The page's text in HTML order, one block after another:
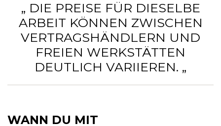
„ DIE PREISE FÜR DIESELBE
ARBEIT KÖNNEN ZWISCHEN
VERTRAGSHÄNDLERN UND
FREIEN WERKSTÄTTEN
DEUTLICH VARIIEREN. „
WANN DU MIT